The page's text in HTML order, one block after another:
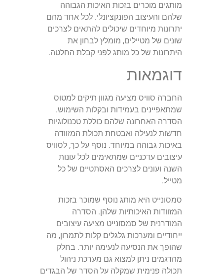
מותגים מוכרים בזכות האיכות הגבוהה
שלהם והעיצוב הפונקציונלי. לכל אחד מהם
יתרונות מיוחדים שיכולים להתאים לצרכים
שונים של מטיילים, מומלץ לבחון את
היתרונות של כל מותג לפני קבלת החלטה.
דוגמאות
החברה סוויס מציעה מגוון תיקים למטוס
שמתאפיינים בעמידות ובקלות השימוש.
הסדרה האחרונה שלהם כוללת טכנולוגיות
חדשות לנעילה ואבטחת תכולת המזוודה
באיכות גבוהה במיוחד. נוסף על כך, לסוויס
עיצובים עדכניים שמתאימים לכל עונות
השנה ועונים לצרכים האסתטיים של כל
מטייל.
סמסונייט היא מותג נוסף שמוכר בזכות
המזוודות האיכותיות שלהן. הסדרה
המודרנית של סמסונייט מציעה עיצובים
ייחודיים ומערכות גלגלים קלות לתמרון, מה
שהופך את הנסיעה לנעימה יותר. בחלק
מהדגמים ניתן למצוא גם מערכת ניהול
תכולה פנימית שמקלה על הסדר של הבגדים